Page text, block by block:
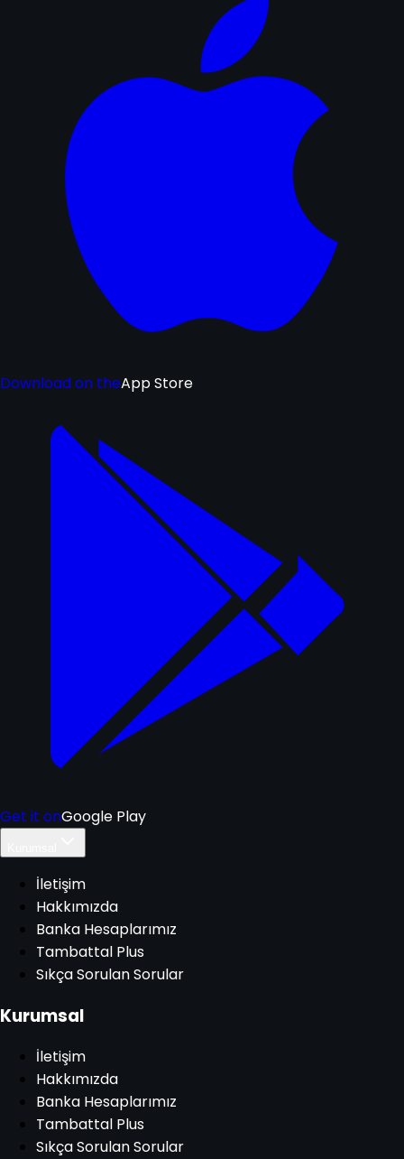
Download on theApp Store
Get it onGoogle Play
İletişim
Hakkımızda
Banka Hesaplarımız
Tambattal Plus
Sıkça Sorulan Sorular
Kurumsal
İletişim
Hakkımızda
Banka Hesaplarımız
Tambattal Plus
Sıkça Sorulan Sorular